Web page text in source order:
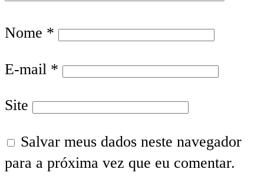
Nome *
E-mail *
Site
Salvar meus dados neste navegador
para a próxima vez que eu comentar.